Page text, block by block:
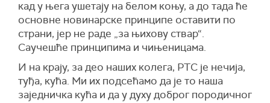
кад у њега ушетају на белом коњу, а до тада ће
основне новинарске принципе оставити по
страни, јер не раде „за њихову ствар“.
Саучешће принципима и чињеницама.
И на крају, за део наших колега, РТС је нечија,
туђа, кућа. Ми их подсећамо да је то наша
заједничка кућа и да у духу доброг породичног